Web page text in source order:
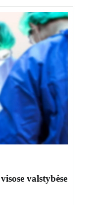
valstybėse